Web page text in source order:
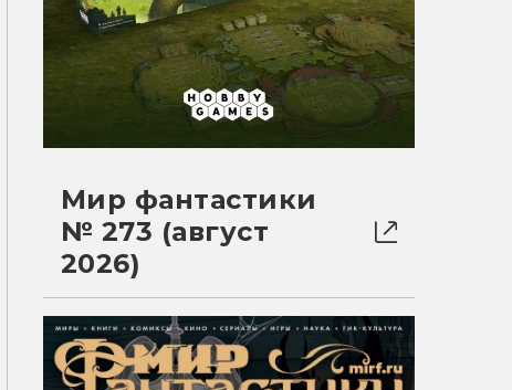
Мир фантастики
№ 273 (август
2026)